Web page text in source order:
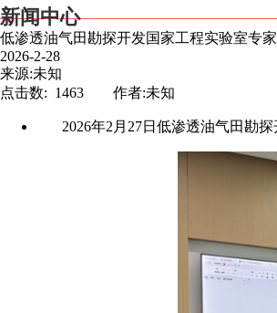
新闻中心
低渗透油气田勘探开发国家工程实验室专
2026-2-28
来源:未知
点击数: 1463 作者:未知
2026年2 月 27日低渗透油气田勘
有限公司
新都大道8号西南石油大学科技园大